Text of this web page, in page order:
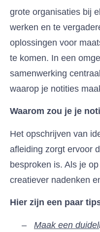
grote organisaties bij
werken en te
oplossingen voor
te komen. In een
samenwerking
waarop je notities
Waarom zou je je
Het opschrijven van
afleiding zorgt ervoor
besproken is. Als je
creatiever nadenken
Hier zijn een paar
– Maak een